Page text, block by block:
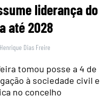
liderança do
até 2028
Henrique Dias Freire
tomou posse a 4 de
à sociedade civil e
no concelho